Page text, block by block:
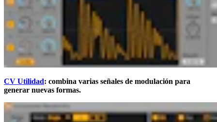
CV Utilidad: combina varias señales de modulación para
generar nuevas formas.